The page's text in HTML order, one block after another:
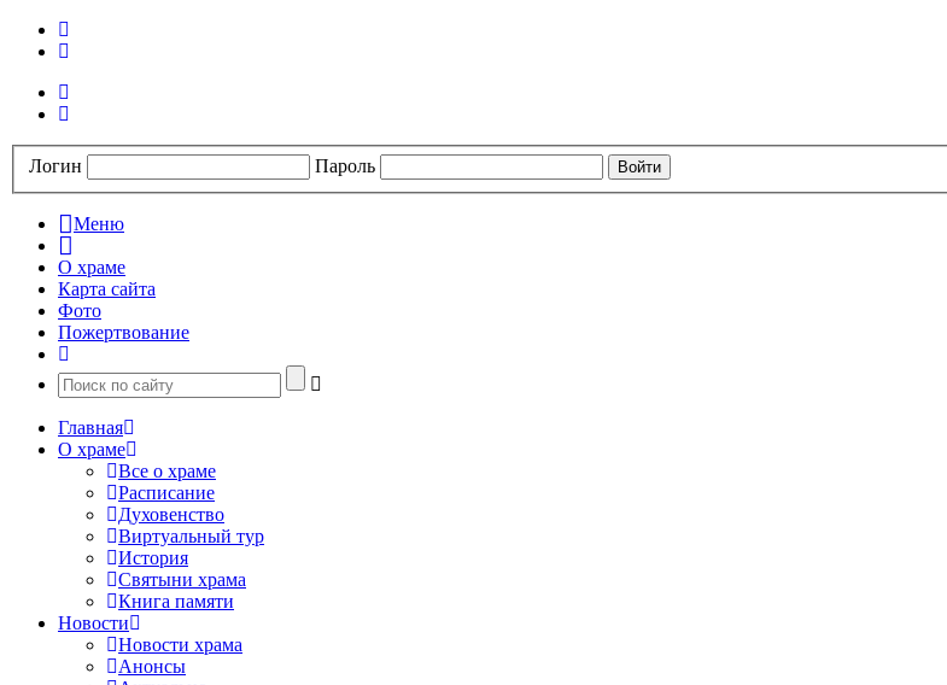
Логин Пароль
Меню
О храме
Карта сайта
Фото
Пожертвование
Главная
О храме
Все о храме
Расписание
Духовенство
Виртуальный тур
История
Святыни храма
Книга памяти
Новости
Новости храма
Анонсы